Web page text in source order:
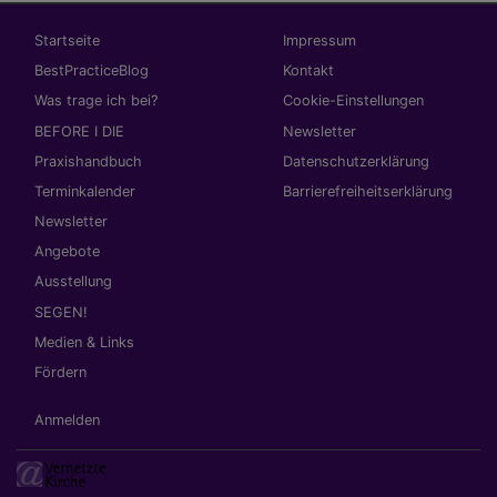
Hauptnavigation
Startseite
BestPracticeBlog
Was trage ich bei?
BEFORE I DIE
Praxishandbuch
Terminkalender
Newsletter
Angebote
Ausstellung
SEGEN!
Medien & Links
Fördern
Fußbereichsmenü
Impressum
Kontakt
Cookie-Einstellungen
Newsletter
Datenschutzerklärung
Barrierefreiheitserklärung
Benutzermenü
Anmelden